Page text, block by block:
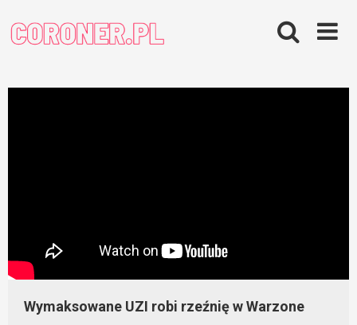
content
Wymaksowane UZI robi rzeźnię w Warzone